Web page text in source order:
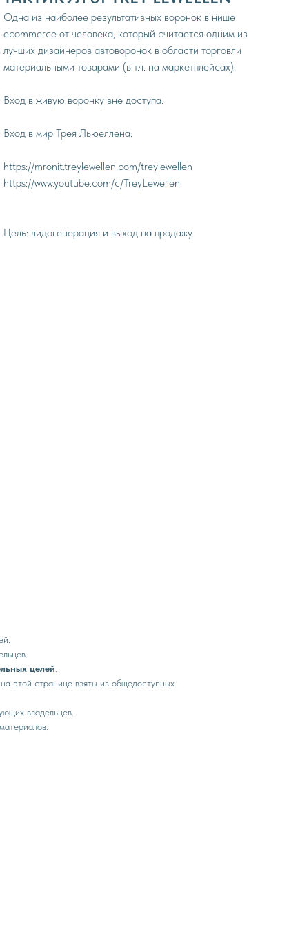
Одна из наиболее результативных воронок в нише
ecommerce от человека, который считается одним из
лучших дизайнеров автоворонок в области торговли
материальными товарами (в т.ч. на маркетплейсах).
Вход в живую воронку вне доступа.
Вход в мир Трея Льюеллена:
https://mronit.treylewellen.com/treylewellen
https://www.youtube.com/c/TreyLewellen
Цель: лидогенерация и выход на продажу.
целей
этой странице взяты из общедоступных
владельцев.